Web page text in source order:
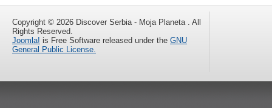
Copyright © 2026 Discover Serbia - Moja Planeta . All
Rights Reserved.
Joomla! is Free Software released under the GNU
General Public License.